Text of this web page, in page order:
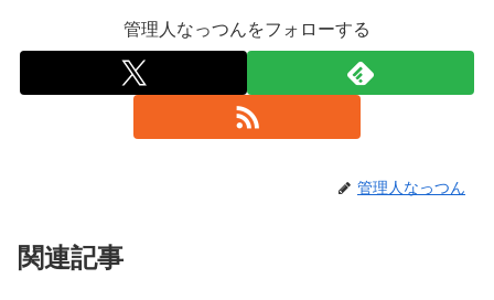
管理人なっつんをフォローする
管理人なっつん
関連記事